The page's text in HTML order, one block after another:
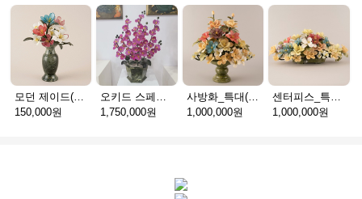
모던 제이드(천연옥꽃_택배)
150,000원
오키드 스페셜(천연옥꽃_택배)
1,750,000원
사방화_특대(천연옥꽃_택배)
1,000,000원
센터피스_특대(천연옥꽃_택배)
1,000,000원